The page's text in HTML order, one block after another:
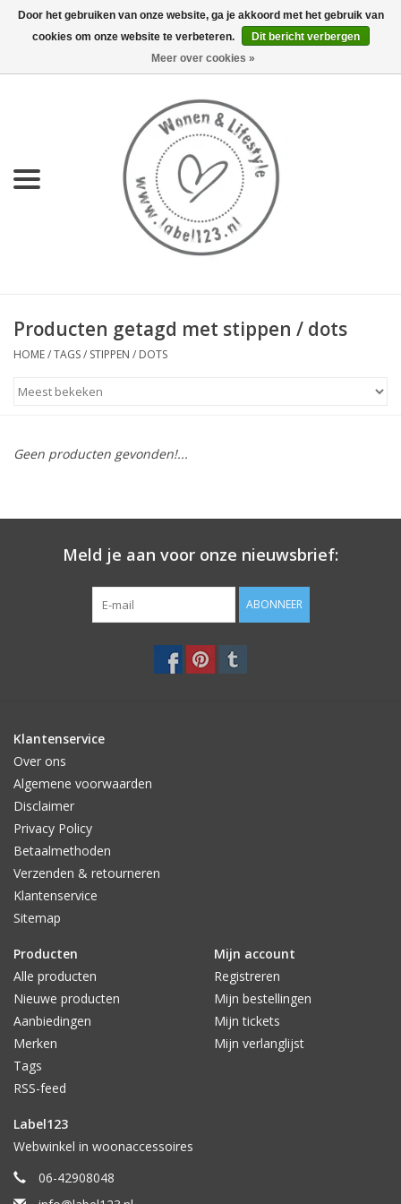
0 Artikelen - €0,00
KEUKEN
LIFESTYLE
MEUBELS
Producten getagd met stippen / dots
HOME/TAGS/ STIPPEN / DOTS
Geen producten gevonden!...
Meld je aan voor onze nieuwsbrief:
ABONNEER
Klantenservice
Over ons
Algemene voorwaarden
Disclaimer
Privacy Policy
Betaalmethoden
Verzenden & retourneren
Klantenservice
Sitemap
Producten
Alle producten
Nieuwe producten
Aanbiedingen
Merken
Tags
RSS-feed
Mijn account
Registreren
Mijn bestellingen
Mijn tickets
Mijn verlanglijst
Label123
Webwinkel in woonaccessoires
06-42908048
Door het gebruiken van onze website, ga je akkoord met het gebruik van
cookies om onze website te verbeteren.
Dit bericht verbergen
Meer over cookies »